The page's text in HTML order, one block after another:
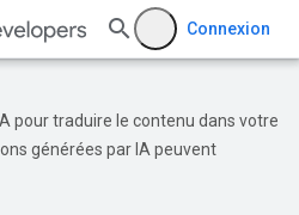
Connexion
pour traduire le contenu dans votre
générées par IA peuvent